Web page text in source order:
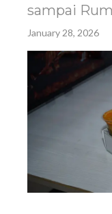
sampai
January 28, 2026